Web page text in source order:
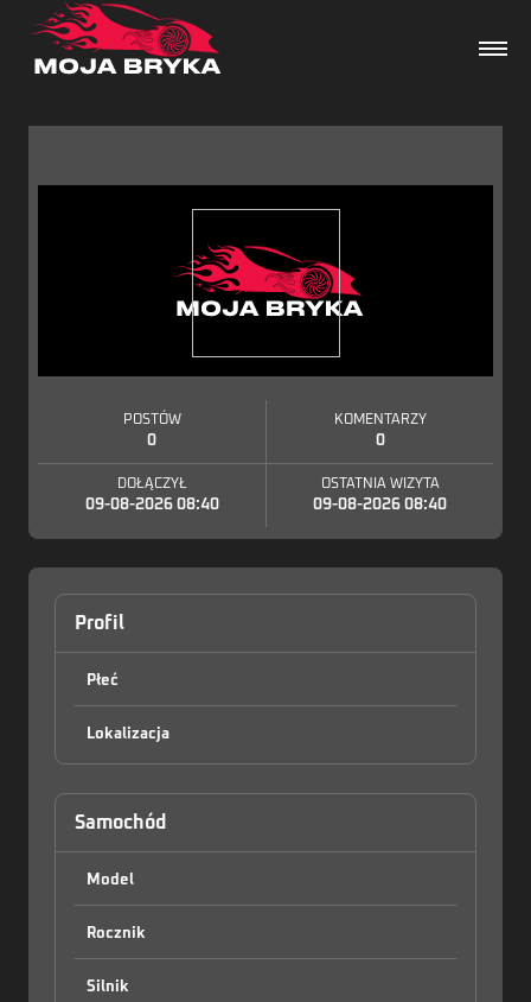
Wydarzenia
Artykuły
POSTÓW
0
KOMENTARZY
0
DOŁĄCZYŁ
09-08-2026 08:40
OSTATNIA WIZYTA
09-08-2026 08:40
Profil
Płeć
Lokalizacja
Samochód
Model
Rocznik
Silnik